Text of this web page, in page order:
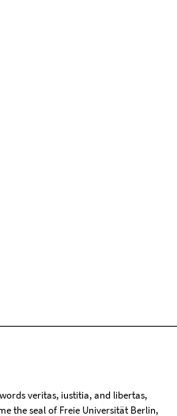
veritas, iustitia, and libertas,
the seal of Freie Universität Berlin,